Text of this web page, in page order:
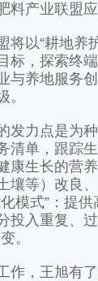
料产业联盟应
以“耕地养护
标，探索终
与养地服务
。
点是为种
清单，跟踪
康生长的营
壤等）改良
模式”：提
投入重复、
。
，王旭有了